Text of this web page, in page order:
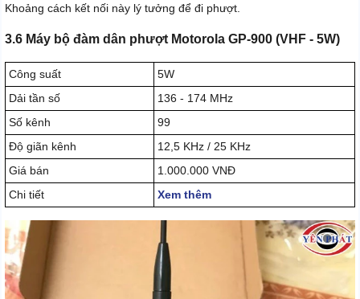
Khoảng cách kết nối này lý tưởng để đi phượt.
3.6 Máy bộ đàm dân phượt Motorola GP-900 (VHF - 5W)
Công suất
5W
Dải tần số
136 - 174 MHz
Số kênh
99
Độ giãn kênh
12,5 KHz / 25 KHz
Giá bán
1.000.000 VNĐ
Chi tiết
Xem thêm